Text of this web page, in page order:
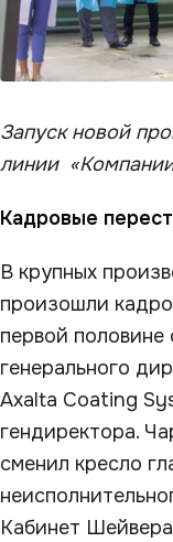
Запуск новой
линии
Кадровые
В крупных
произошли
первой половине
генерального
Axalta Coating
гендиректора.
сменил кресло
Кабинет